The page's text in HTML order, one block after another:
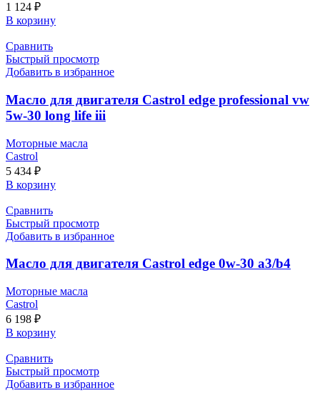
1 124 ₽
В корзину
Сравнить
Быстрый просмотр
Добавить в избранное
Масло для двигателя Castrol edge professional vw
5w-30 long life iii
Моторные масла
Castrol
5 434 ₽
В корзину
Сравнить
Быстрый просмотр
Добавить в избранное
Масло для двигателя Castrol edge 0w-30 a3/b4
Моторные масла
Castrol
6 198 ₽
В корзину
Сравнить
Быстрый просмотр
Добавить в избранное